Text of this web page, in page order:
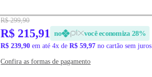
R$ 299,90
R$ 215,91 no você economiza 28%
R$ 239,90 em até 4x deR$ 59,97 no cartão sem juros
Confira as formas de pagamento